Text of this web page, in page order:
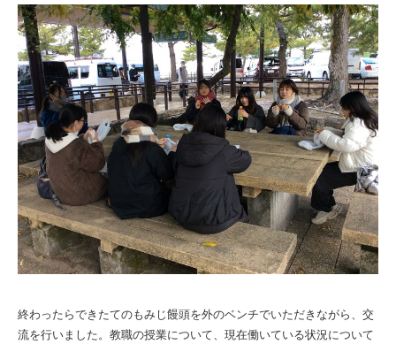
終わったらできたてのもみじ饅頭を外のベンチでいただきながら、交
流を行いました。教職の授業について、現在働いている状況について